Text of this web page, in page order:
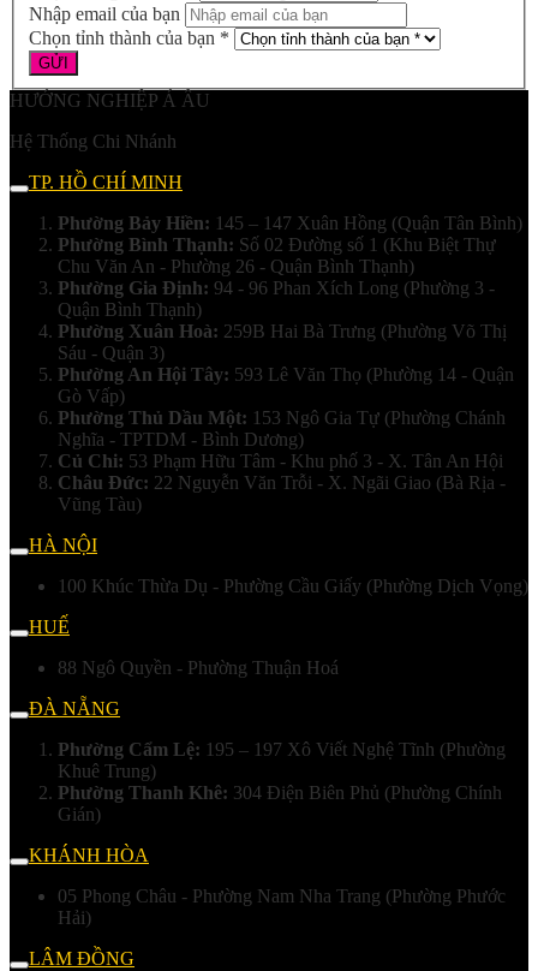
Nhập email của bạn
Chọn tỉnh thành của bạn *
HƯỚNG NGHIỆP Á ÂU
Hệ Thống Chi Nhánh
TP. HỒ CHÍ MINH
Phường Bảy Hiền: 145 – 147 Xuân Hồng (Quận Tân Bình)
Phường Bình Thạnh: Số 02 Đường số 1 (Khu Biệt Thự
Chu Văn An - Phường 26 - Quận Bình Thạnh)
Phường Gia Định: 94 - 96 Phan Xích Long (Phường 3 -
Quận Bình Thạnh)
Phường Xuân Hoà: 259B Hai Bà Trưng (Phường Võ Thị
Sáu - Quận 3)
Phường An Hội Tây: 593 Lê Văn Thọ (Phường 14 - Quận
Gò Vấp)
Phường Thủ Dầu Một: 153 Ngô Gia Tự (Phường Chánh
Nghĩa - TPTDM - Bình Dương)
Củ Chi: 53 Phạm Hữu Tâm - Khu phố 3 - X. Tân An Hội
Châu Đức: 22 Nguyễn Văn Trỗi - X. Ngãi Giao (Bà Rịa -
Vũng Tàu)
HÀ NỘI
100 Khúc Thừa Dụ - Phường Cầu Giấy (Phường Dịch Vọng)
HUẾ
88 Ngô Quyền - Phường Thuận Hoá
ĐÀ NẴNG
Phường Cẩm Lệ: 195 – 197 Xô Viết Nghệ Tĩnh (Phường
Khuê Trung)
Phường Thanh Khê: 304 Điện Biên Phủ (Phường Chính
Gián)
KHÁNH HÒA
05 Phong Châu - Phường Nam Nha Trang (Phường Phước
Hải)
LÂM ĐỒNG